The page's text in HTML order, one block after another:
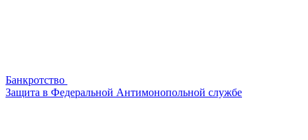
Банкротство
Защита в Федеральной Антимонопольной службе